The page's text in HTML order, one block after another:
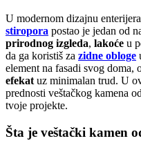
U modernom dizajnu
stiropora postao je jedan od
prirodnog izgleda, lakoće u
da ga koristiš za zidne obloge
element na fasadi svog doma,
efekat uz minimalan trud. U
prednosti veštačkog kamena
tvoje projekte.
Šta je veštački kamen